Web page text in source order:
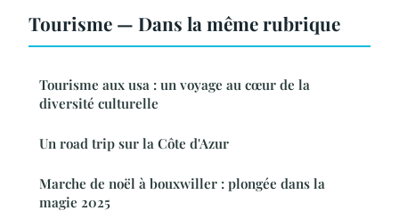
Tourisme — Dans la même rubrique
Tourisme aux usa : un voyage au cœur de la
diversité culturelle
Un road trip sur la Côte d'Azur
Marche de noël à bouxwiller : plongée dans la
magie 2025